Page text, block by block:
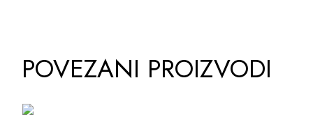
POVEZANI PROIZVODI